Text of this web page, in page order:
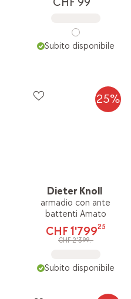
Subito disponibile
25%
Dieter Knoll
armadio con ante
battenti Amato
CHF 1'79925
CHF 2'399.-
Subito disponibile